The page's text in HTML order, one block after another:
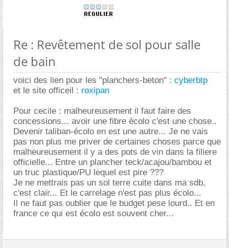
Re : Revêtement de sol pour salle
de bain
voici des lien pour les "planchers-beton" : cyberbtp
et le site officeil : roxipan
Pour cecile : malheureusement il faut faire des
concessions... avoir une fibre écolo c'est une chose..
Devenir taliban-écolo en est une autre... Je ne vais
pas non plus me priver de certaines choses parce que
malheureusement il y a des pots de vin dans la filiere
officielle... Entre un plancher teck/acajou/bambou et
un truc plastique/PU lequel est pire ???
Je ne mettrais pas un sol terre cuite dans ma sdb,
c'est clair... Et le carrelage n'est pas plus écolo...
Il ne faut pas oublier que le budget pese lourd.. Et en
france ce qui est écolo est souvent cher...